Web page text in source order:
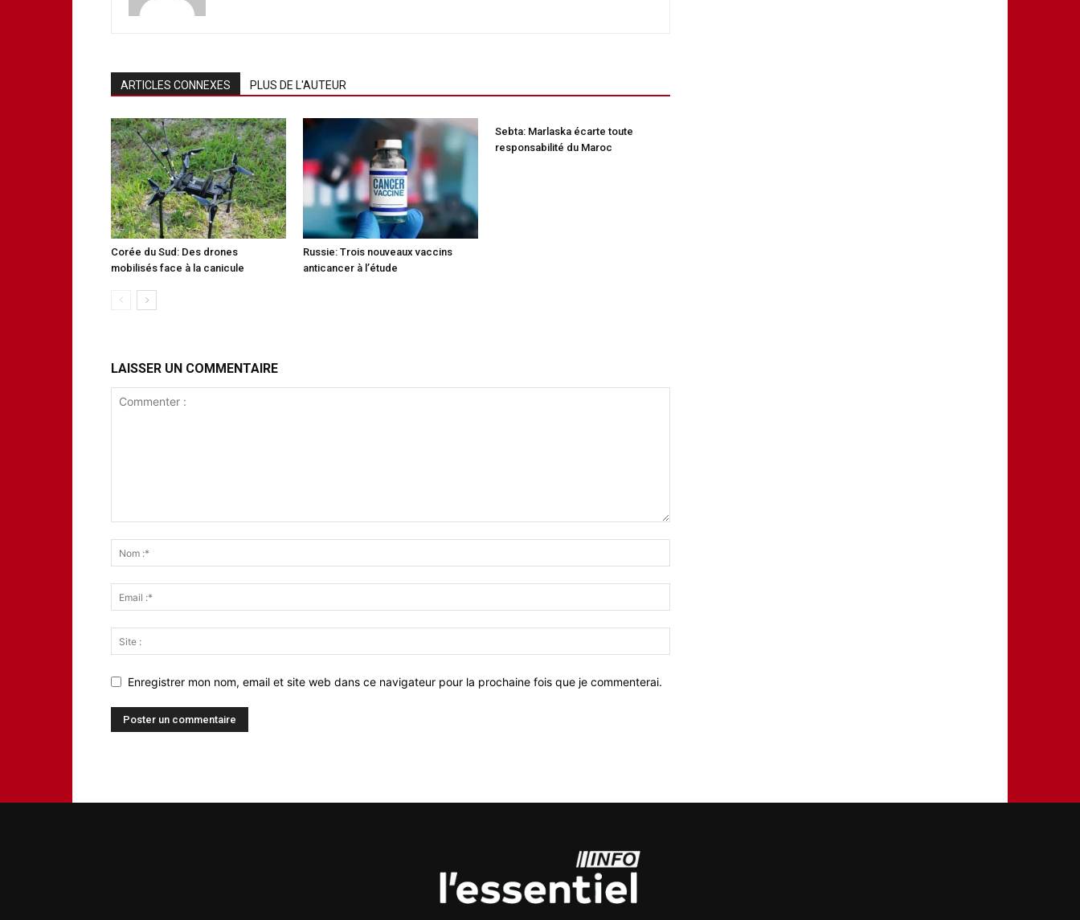
ARTICLES CONNEXES PLUS DE L'AUTEUR
Corée du Sud: Des drones
mobilisés face à la canicule
Russie: Trois nouveaux vaccins
anticancer à l’étude
Sebta: Marlaska écarte toute
responsabilité du Maroc
LAISSER UN COMMENTAIRE
Enregistrer mon nom, email et site web dans ce navigateur pour la prochaine fois que je commenterai.